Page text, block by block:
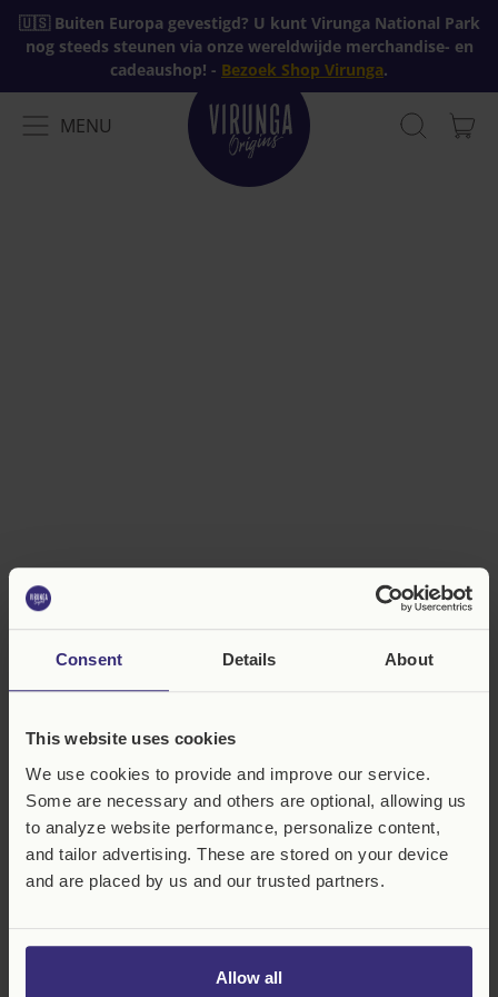
Consent Details About
This website uses cookies
We use cookies to provide and improve our service.
Some are necessary and others are optional, allowing us
to analyze website performance, personalize content,
and tailor advertising. These are stored on your device
and are placed by us and our trusted partners.
Allow all
🇺🇸 Buiten Europa gevestigd? U kunt Virunga National Park
nog steeds steunen via onze wereldwijde merchandise- en
cadeaushop! - Bezoek Shop Virunga.
MENU
MENU
ZOEK
Virunga Origins SRL
Geproduceerd in Mutwanga, DRC.
Pers- of mediacontacten: press@virunga.org
InstagramLinkedIn
Åland (EUR €)
Albanië (ALL L)
Andorra (EUR €)
België (EUR €)
Bosnië en
Herzegovina (BAM
КМ)
Bulgarije (EUR €)
Denemarken (DKK
Duitsland (EUR €)